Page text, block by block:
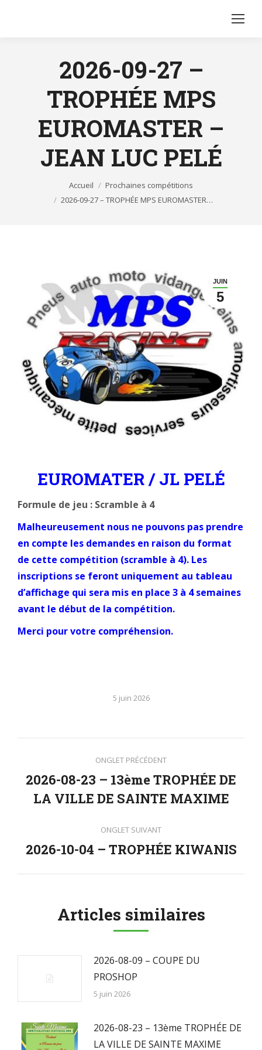
2026-09-27 –
TROPHÉE MPS
EUROMASTER –
JEAN LUC PELÉ
Vous êtes ici :Accueil
Prochaines compétitions
2026-09-27 – TROPHÉE MPS EUROMASTER…
JUIN
5
EUROMATER / JL PELÉ
Formule de jeu : Scramble à 4
Malheureusement nous ne pouvons pas prendre
en compte les demandes en raison du format
de cette compétition (scramble à 4). Les
inscriptions se feront uniquement au tableau
d’affichage qui sera mis en place 3 à 4 semaines
avant le début de la compétition.
Merci pour votre compréhension.
5 juin 2026
Navigation
de
commentaire
ONGLET PRÉCÉDENT
Onglet
précédent
2026-08-23 – 13ème TROPHÉE DE
LA VILLE DE SAINTE MAXIME
ONGLET SUIVANT
Onglet
2026-10-04 – TROPHÉE KIWANIS
Articles similaires
2026-08-09 – COUPE DU
PROSHOP
5 juin 2026
2026-08-23 – 13ème TROPHÉE DE
LA VILLE DE SAINTE MAXIME